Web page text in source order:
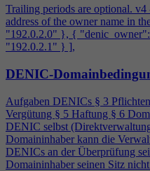
Trailing periods are optional. v4
address of the owner name in
"192.0.2.0" }, {
"192.0.2.1" } ],
DENIC-
Aufgaben DENICs § 3
Vergütung § 5 Haftung § 6
DENIC selbst
Domaininhaber kann die
DENICs an der Überprüfung
Domaininhaber seinen Sitz